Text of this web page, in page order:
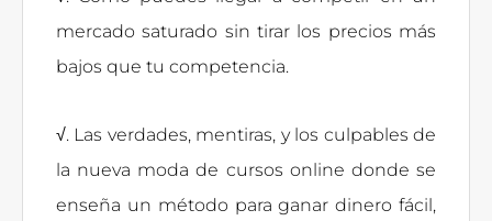
mercado saturado sin tirar los precios más
bajos que tu competencia.
√. Las verdades, mentiras, y los culpables de
la nueva moda de cursos online donde se
enseña un método para ganar dinero fácil,